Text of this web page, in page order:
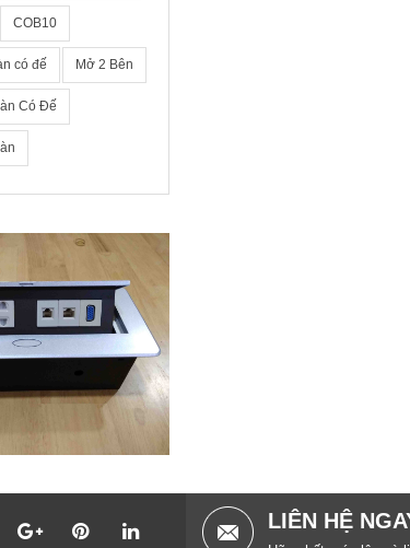
COB10
có đế Mở 2 Bên
Có Đế
LIÊN HỆ